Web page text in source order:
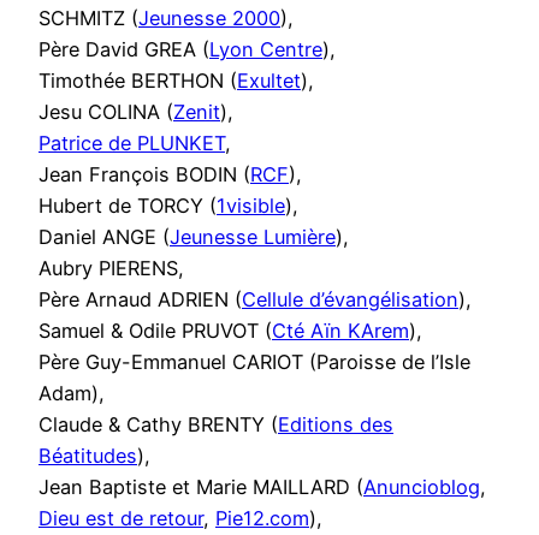
SCHMITZ (Jeunesse 2000),
Père David GREA (Lyon Centre),
Timothée BERTHON (Exultet),
Jesu COLINA (Zenit),
Patrice de PLUNKET,
Jean François BODIN (RCF),
Hubert de TORCY (1visible),
Daniel ANGE (Jeunesse Lumière),
Aubry PIERENS,
Père Arnaud ADRIEN (Cellule d’évangélisation),
Samuel & Odile PRUVOT (Cté Aïn KArem),
Père Guy-Emmanuel CARIOT (Paroisse de l’Isle
Adam),
Claude & Cathy BRENTY (Editions des
Béatitudes),
Jean Baptiste et Marie MAILLARD (Anuncioblog,
Dieu est de retour, Pie12.com),